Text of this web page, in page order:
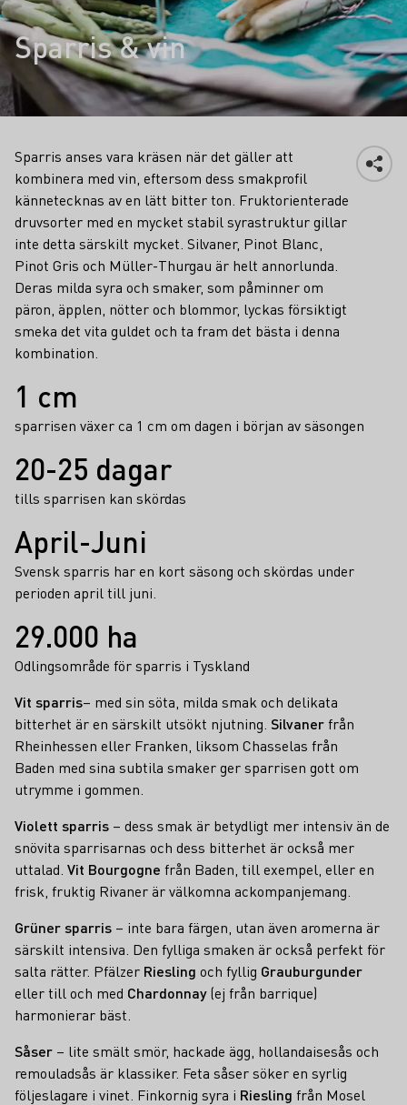
Sparris & vin
Sparris anses vara kräsen när det gäller att
kombinera med vin, eftersom dess smakprofil
kännetecknas av en lätt bitter ton. Fruktorienterade
druvsorter med en mycket stabil syrastruktur gillar
inte detta särskilt mycket. Silvaner, Pinot Blanc,
Pinot Gris och Müller-Thurgau är helt annorlunda.
Deras milda syra och smaker, som påminner om
päron, äpplen, nötter och blommor, lyckas försiktigt
smeka det vita guldet och ta fram det bästa i denna
kombination.
Fakta
1 cm
sparrisen växer ca 1 cm om dagen i början av säsongen
20-25 dagar
tills sparrisen kan skördas
April-Juni
Svensk sparris har en kort säsong och skördas under
perioden april till juni.
29.000 ha
Odlingsområde för sparris i Tyskland
Vit sparris– med sin söta, milda smak och delikata
bitterhet är en särskilt utsökt njutning. Silvanerfrån
Rheinhessen eller Franken, liksom Chasselas från
Baden med sina subtila smaker ger sparrisen gott om
utrymme i gommen.
Violett sparris – dess smak är betydligt mer intensiv än de
snövita sparrisarnas och dess bitterhet är också mer
uttalad. Vit Bourgogne från Baden, till exempel, eller en
frisk, fruktig Rivaner är välkomna ackompanjemang.
Grüner sparris – inte bara färgen, utan även aromerna är
särskilt intensiva. Den fylliga smaken är också perfekt för
salta rätter. Pfälzer Riesling och fyllig Grauburgunder
eller till och med Chardonnay(ej från barrique)
harmonierar bäst.
Såser – lite smält smör, hackade ägg, hollandaisesås och
remouladsås är klassiker. Feta såser söker en syrlig
följeslagare i vinet. Finkornig syra i Riesling från Mosel